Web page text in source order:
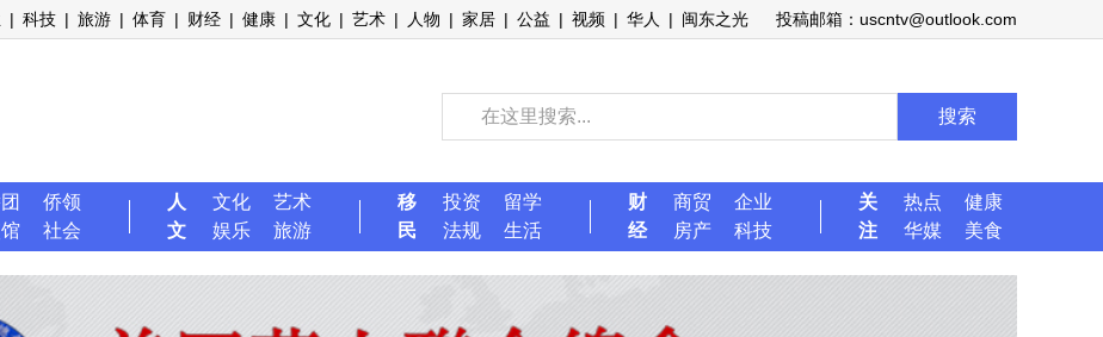
| 科技 | 旅游 | 体育 | 财经 | 健康 | 文化 | 艺术 | 人物 | 家居 | 公益 | 视频 | 华人 | 闽东之光 投稿邮箱：uscntv@outlook.com
搜索
侨领
社会
人
文
文化
艺术
娱乐
旅游
移
民
投资
留学
法规
生活
财
经
商贸
企业
房产
科技
关
注
热点
健康
华媒
美食